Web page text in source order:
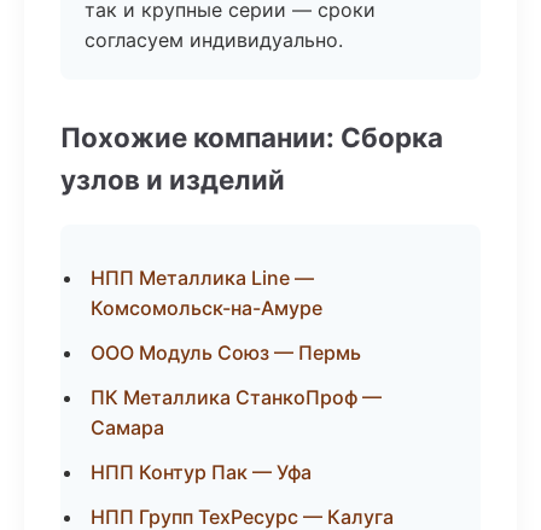
так и крупные серии — сроки
согласуем индивидуально.
Похожие компании: Сборка
узлов и изделий
НПП Металлика Line —
Комсомольск-на-Амуре
ООО Модуль Союз — Пермь
ПК Металлика СтанкоПроф —
Самара
НПП Контур Пак — Уфа
НПП Групп ТехРесурс — Калуга